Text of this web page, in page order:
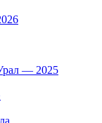
— 2025